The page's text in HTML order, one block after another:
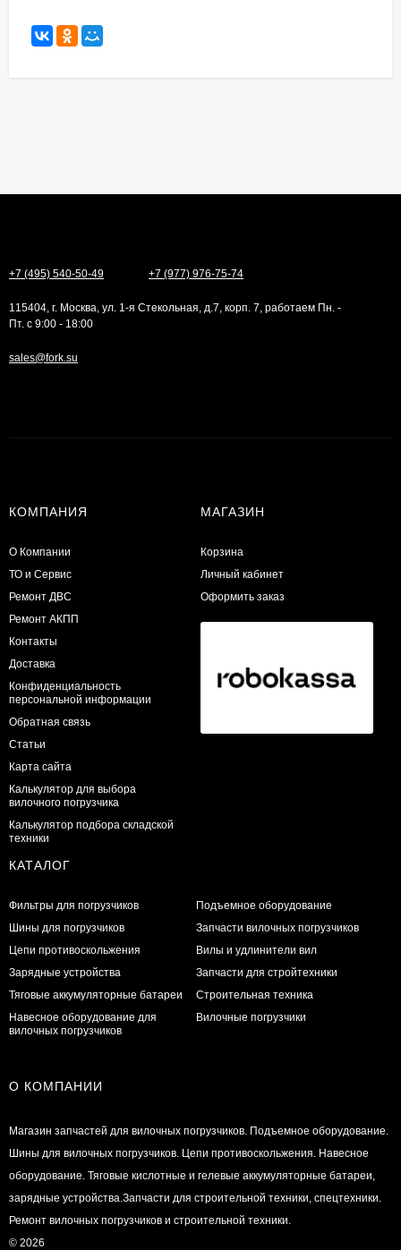
+7 (495) 540-50-49 +7 (977) 976-75-74
115404, г. Москва, ул. 1-я Стекольная, д.7, корп. 7, работаем Пн. -
Пт. с 9:00 - 18:00
sales@fork.su
КОМПАНИЯ
О Компании
ТО и Сервис
​Ремонт ДВС
Ремонт АКПП
Контакты
Доставка
Конфиденциальность
персональной информации
Обратная связь
Статьи
Карта сайта
Калькулятор для выбора
вилочного погрузчика
Калькулятор подбора складской
техники
МАГАЗИН
Корзина
Личный кабинет
Оформить заказ
КАТАЛОГ
Фильтры для погрузчиков
Шины для погрузчиков
Цепи противоскольжения
Зарядные устройства
Тяговые аккумуляторные батареи
Навесное оборудование для
вилочных погрузчиков
Подъемное оборудование
Запчасти вилочных погрузчиков
Вилы и удлинители вил
Запчасти для стройтехники
Строительная техника
Вилочные погрузчики
О КОМПАНИИ
Магазин запчастей для вилочных погрузчиков. Подъемное оборудование.
Шины для вилочных погрузчиков. Цепи противоскольжения. Навесное
оборудование. Тяговые кислотные и гелевые аккумуляторные батареи,
зарядные устройства.Запчасти для строительной техники, спецтехники.
Ремонт вилочных погрузчиков и строительной техники.
© 2026